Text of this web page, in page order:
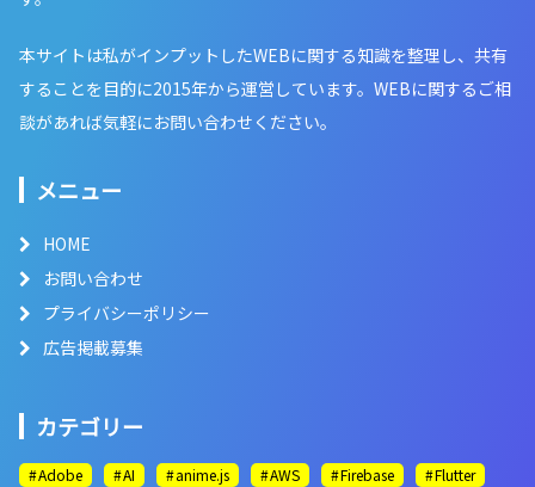
本サイトは私がインプットしたWEBに関する知識を整理し、共有
することを目的に2015年から運営しています。WEBに関するご相
談があれば気軽にお問い合わせください。
メニュー
HOME
お問い合わせ
プライバシーポリシー
広告掲載募集
カテゴリー
Adobe AI anime.js AWS Firebase
Flutter